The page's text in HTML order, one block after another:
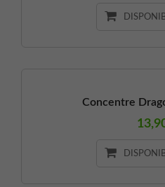
Concentre